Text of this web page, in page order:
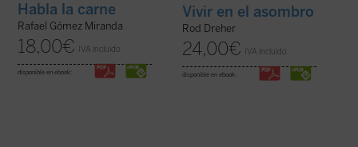
Habla la carne
Rafael Gómez Miranda
18,00€ IVA incluido
disponible en ebook:
Vivir en el asombro
Rod Dreher
24,00€ IVA incluido
disponible en ebook: